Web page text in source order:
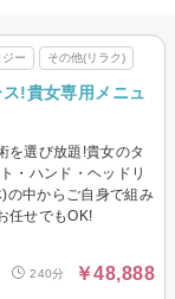
ー その他(リラク)
!貴女専用メニュ
を選び放題!貴女のタ
・ハンド・ヘッドリ
の中からご自身で組み
任せでもOK!
240分 ￥48,888